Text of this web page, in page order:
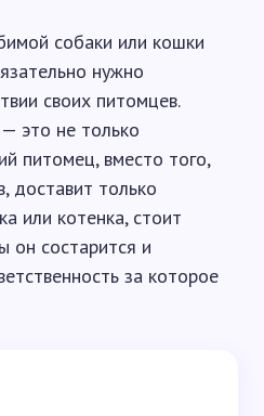
собаки или кошки
нужно
своих питомцев.
это не только
питомец, вместо того,
доставит только
или котенка, стоит
он состарится и
за которое